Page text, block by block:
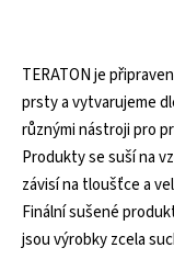
TERATON je
prsty a vytvarujeme
různými nástroji pro
Produkty se suší na
závisí na tloušťce a
Finální sušené
jsou výrobky zcela